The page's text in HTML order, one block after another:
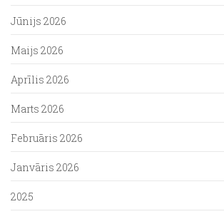
Jūnijs 2026
Maijs 2026
Aprīlis 2026
Marts 2026
Februāris 2026
Janvāris 2026
2025